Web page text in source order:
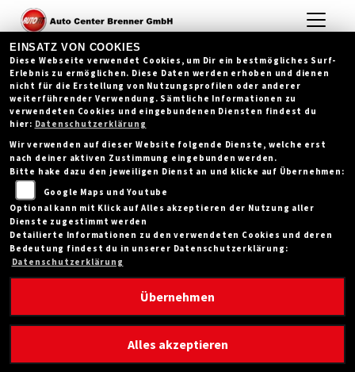
AUS BLAU WIRD BRAUN - DIE
EINSATZ VON COOKIES
Diese Webseite verwendet Cookies, um Dir ein bestmögliches Surf-
Erlebnis zu ermöglichen. Diese Daten werden erhoben und dienen
nicht für die Erstellung von Nutzungsprofilen oder anderer
weiterführender Verwendung. Sämtliche Informationen zu
verwendeten Cookies und eingebundenen Diensten findest du
hier: Datenschutzerklärung
Wir verwenden auf dieser Website folgende Dienste, welche erst
nach deiner aktiven Zustimmung eingebunden werden.
Bitte hake dazu den jeweiligen Dienst an und klicke auf Übernehmen:
Google Maps und Youtube
Optional kann mit Klick auf Alles akzeptieren der Nutzung aller
Dienste zugestimmt werden
Detailierte Informationen zu den verwendeten Cookies und deren
Bedeutung findest du in unserer Datenschutzerklärung:
Datenschutzerklärung
Übernehmen
Alles akzeptieren